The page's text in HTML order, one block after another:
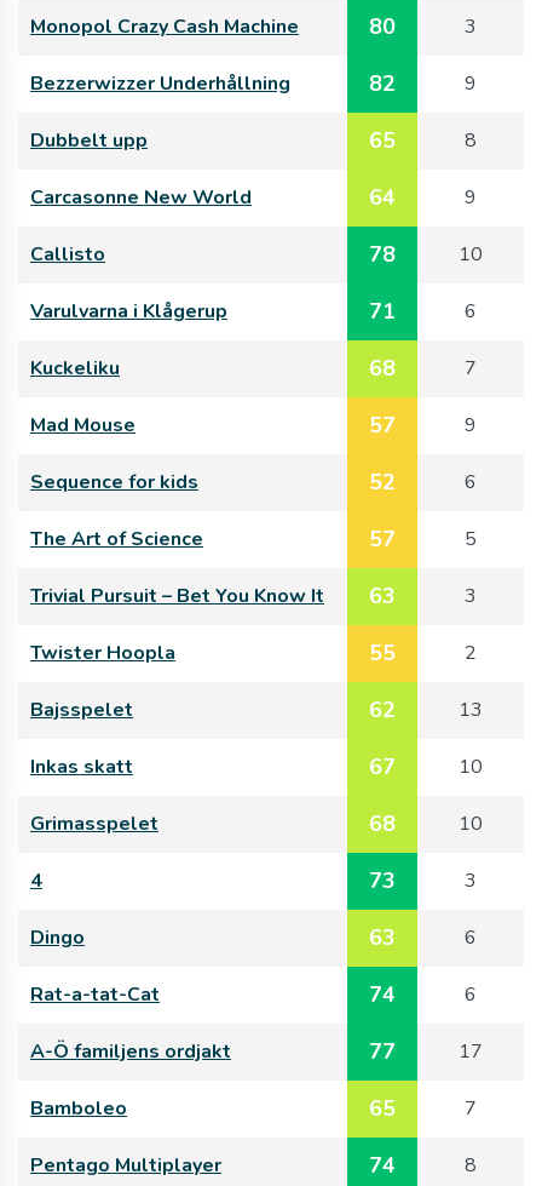
Monopol Crazy Cash Machine 80 3
Bezzerwizzer Underhållning 82 9
Dubbelt upp 65 8
Carcasonne New World 64 9
Callisto 78 10
Varulvarna i Klågerup 71 6
Kuckeliku 68 7
Mad Mouse 57 9
Sequence for kids 52 6
The Art of Science 57 5
Trivial Pursuit – Bet You Know It 63 3
Twister Hoopla 55 2
Bajsspelet 62 13
Inkas skatt 67 10
Grimasspelet 68 10
4 73 3
Dingo 63 6
Rat-a-tat-Cat 74 6
A-Ö familjens ordjakt 77 17
Bamboleo 65 7
Pentago Multiplayer 74 8